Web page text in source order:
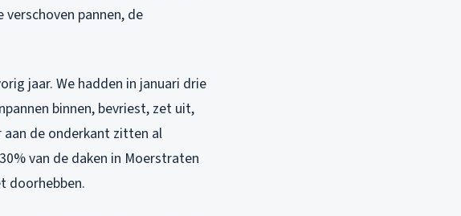
pannen, de
jaar. We hadden in januari drie
binnen, bevriest, zet uit,
aan de onderkant zitten al
van de daken in Moerstraten
doorhebben.